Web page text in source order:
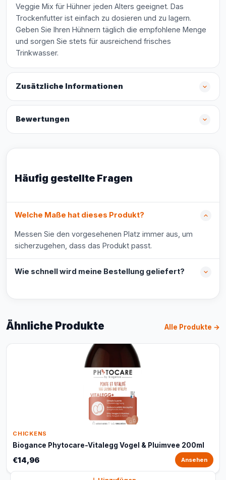
Veggie Mix für Hühner jeden Alters geeignet. Das
Trockenfutter ist einfach zu dosieren und zu lagern.
Geben Sie Ihren Hühnern täglich die empfohlene Menge
und sorgen Sie stets für ausreichend frisches
Trinkwasser.
Zusätzliche Informationen
Bewertungen
Häufig gestellte Fragen
Welche Maße hat dieses Produkt?
Messen Sie den vorgesehenen Platz immer aus, um
sicherzugehen, dass das Produkt passt.
Wie schnell wird meine Bestellung geliefert?
Ähnliche Produkte Alle Produkte →
CHICKENS
Biogance Phytocare-Vitalegg Vogel & Pluimvee 200ml
€14,96 Ansehen